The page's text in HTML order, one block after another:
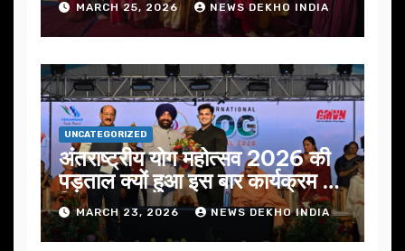
MARCH 25, 2026 NEWS DEKHO INDIA
UNCATEGORIZED
अंतराष्ट्रीय योग महोत्सव 2026 की
पड़ताल क्यों हुआ इस बार कार्यक्रम में
निखार
MARCH 23, 2026 NEWS DEKHO INDIA